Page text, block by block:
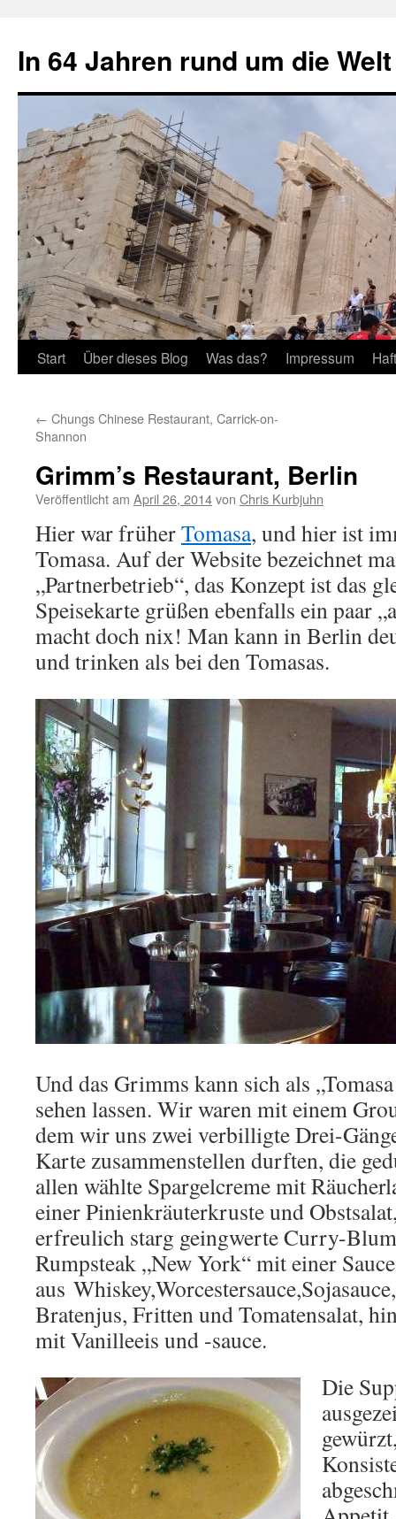
springen
In 64 Jahren rund um die Welt
Start Über dieses Blog Was das? Impressum
← Chungs Chinese Restaurant, Carrick-on-
Shannon
Grimm’s Restaurant, Berlin
Veröffentlicht am April 26, 2014von Chris Kurbjuhn
Hier war früherTomasa, und hier ist
Tomasa. Auf der Website bezeichnet
„Partnerbetrieb“, das Konzept ist das
Speisekarte grüßen ebenfalls ein paar
macht doch nix! Man kann in Berlin
und trinken als bei den Tomasas.
Und das Grimms kann sich als
sehen lassen. Wir waren mit einem
dem wir uns zwei verbilligte Drei-
Karte zusammenstellen durften, die
allen wählte Spargelcreme mit
einer Pinienkräuterkruste und
erfreulich starg geingwerte Curry-
Rumpsteak „New York“ mit einer Sauce
aus
Bratenjus, Fritten und Tomatensalat,
mit Vanilleeis und -sauce.
Die